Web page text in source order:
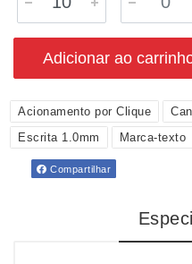
Adicionar ao
Acionamento por Clique
Escrita 1.0mm
Marca-texto
Compartilhar